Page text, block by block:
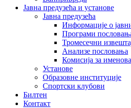
Јавна предузећа и установе
Јавна предузећа
Информације о
Програми
Тромесечни
Анализе пословања
Комисија за
Установе
Образовне институције
Спортски клубови
Билтен
Контакт